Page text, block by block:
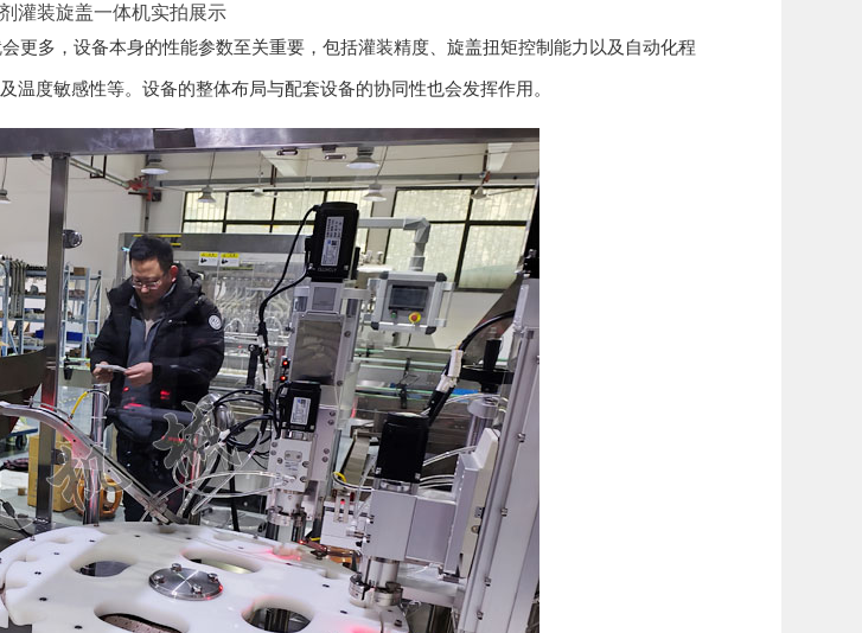
灌装旋盖一体机实拍展示
多，设备本身的性能参数至关重要，包括灌装精度、旋盖扭矩控制能力以及自动化程
度敏感性等。设备的整体布局与配套设备的协同性也会发挥作用。